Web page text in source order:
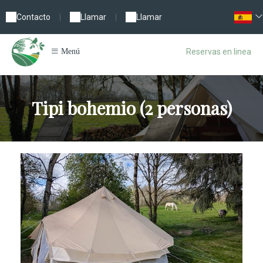
Contacto Llamar Llamar
Menú Reservas en linea
Tipi bohemio (2 personas)